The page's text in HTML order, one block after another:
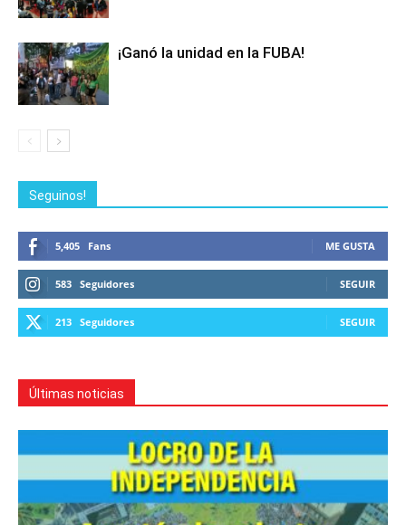
¡Ganó la unidad en la FUBA!
Seguinos!
5,405 Fans ME GUSTA
583 Seguidores SEGUIR
213 Seguidores SEGUIR
Últimas noticias